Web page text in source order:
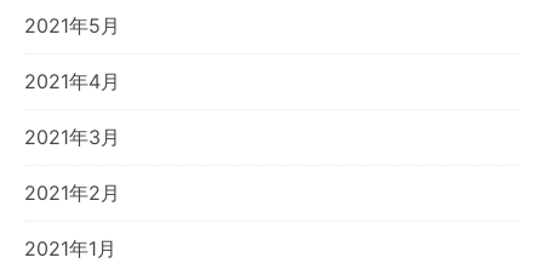
2021年5月
2021年4月
2021年3月
2021年2月
2021年1月